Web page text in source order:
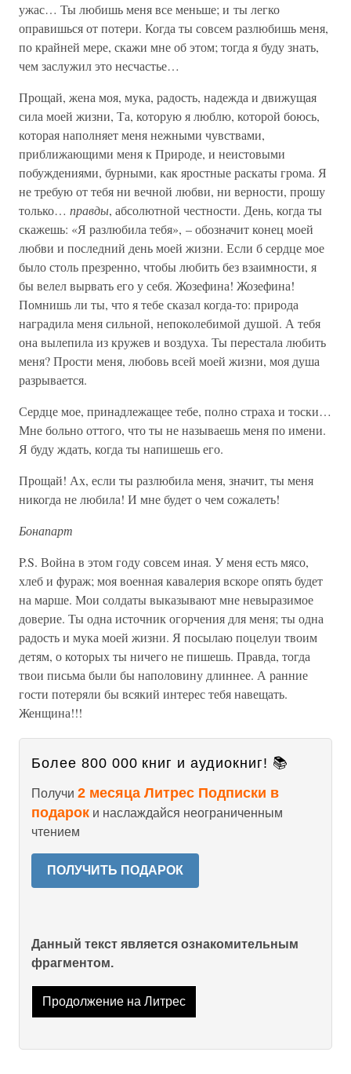
ужас… Ты любишь меня все меньше; и ты легко
оправишься от потери. Когда ты совсем разлюбишь меня,
по крайней мере, скажи мне об этом; тогда я буду знать,
чем заслужил это несчастье…
Прощай, жена моя, мука, радость, надежда и движущая
сила моей жизни, Та, которую я люблю, которой боюсь,
которая наполняет меня нежными чувствами,
приближающими меня к Природе, и неистовыми
побуждениями, бурными, как яростные раскаты грома. Я
не требую от тебя ни вечной любви, ни верности, прошу
только… правды, абсолютной честности. День, когда ты
скажешь: «Я разлюбила тебя», – обозначит конец моей
любви и последний день моей жизни. Если б сердце мое
было столь презренно, чтобы любить без взаимности, я
бы велел вырвать его у себя. Жозефина! Жозефина!
Помнишь ли ты, что я тебе сказал когда-то: природа
наградила меня сильной, непоколебимой душой. А тебя
она вылепила из кружев и воздуха. Ты перестала любить
меня? Прости меня, любовь всей моей жизни, моя душа
разрывается.
Сердце мое, принадлежащее тебе, полно страха и тоски…
Мне больно оттого, что ты не называешь меня по имени.
Я буду ждать, когда ты напишешь его.
Прощай! Ах, если ты разлюбила меня, значит, ты меня
никогда не любила! И мне будет о чем сожалеть!
Бонапарт
P.S. Война в этом году совсем иная. У меня есть мясо,
хлеб и фураж; моя военная кавалерия вскоре опять будет
на марше. Мои солдаты выказывают мне невыразимое
доверие. Ты одна источник огорчения для меня; ты одна
радость и мука моей жизни. Я посылаю поцелуи твоим
детям, о которых ты ничего не пишешь. Правда, тогда
твои письма были бы наполовину длиннее. А ранние
гости потеряли бы всякий интерес тебя навещать.
Женщина!!!
Более 800 000 книг и аудиокниг! 📚
Получи 2 месяца Литрес Подписки в
подарок и наслаждайся неограниченным
чтением
ПОЛУЧИТЬ ПОДАРОК
Данный текст является ознакомительным
фрагментом.
Продолжение на Литрес